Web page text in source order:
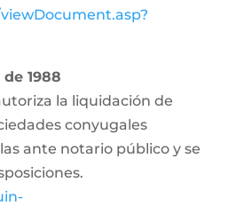
1988
la liquidación de
conyugales
ante notario público y se